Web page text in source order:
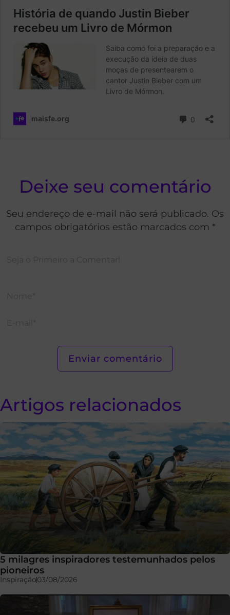
Deixe seu comentário
Seu endereço de e-mail não será publicado. Os
campos obrigatórios estão marcados com *
Artigos relacionados
5 milagres inspiradores testemunhados pelos
pioneiros
Inspiração03/08/2026